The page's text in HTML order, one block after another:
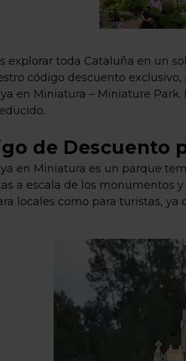
explorar toda Cataluña en un
código descuento
en Miniatura – Miniature
de Descuento
en Miniatura es un parque
a escala de los monumentos
locales como para turistas,